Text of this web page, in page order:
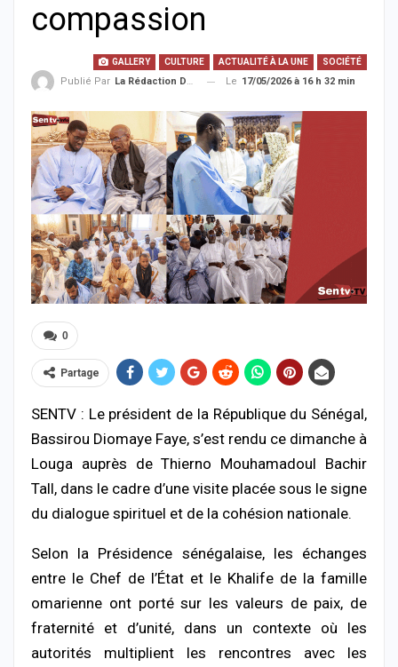
compassion
GALLERY CULTURE ACTUALITÉ À LA UNE SOCIÉTÉ
Publié Par La Rédaction De La SenTV.info Le 17/05/2026 à 16 h 32 min
0
Partage
SENTV : Le président de la République du Sénégal,
Bassirou Diomaye Faye, s’est rendu ce dimanche à
Louga auprès deThierno Mouhamadoul Bachir
Tall, dans le cadre d’une visite placée sous le signe
du dialogue spirituel et de la cohésion nationale.
Selon la Présidence sénégalaise, les échanges
entre le Chef de l’État et le Khalife de la famille
omarienne ont porté sur les valeurs de paix, de
fraternité et d’unité, dans un contexte où les
autorités multiplient les rencontres avec les